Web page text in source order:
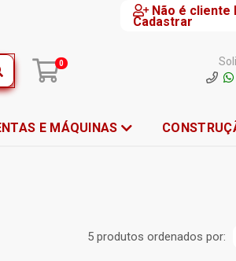
Não é cliente
Cadastrar
0
E MÁQUINAS
5 produtos ordenados por: